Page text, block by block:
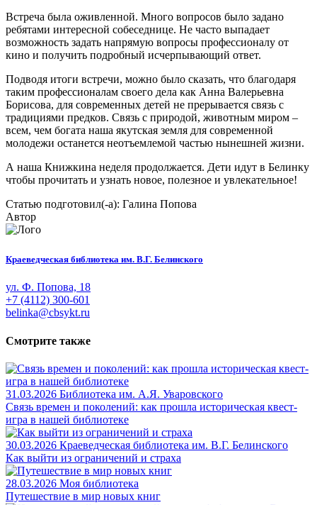
Встреча была оживленной. Много вопросов было задано
ребятами интересной собеседнице. Не часто выпадает
возможность задать напрямую вопросы профессионалу от
кино и получить подробный исчерпывающий ответ.
Подводя итоги встречи, можно было сказать, что благодаря
таким профессионалам своего дела как Анна Валерьевна
Борисова, для современных детей не прерывается связь с
традициями предков. Связь с природой, животным миром –
всем, чем богата наша якутская земля для современной
молодежи останется неотъемлемой частью нынешней жизни.
А наша Книжкина неделя продолжается. Дети идут в Белинку
чтобы прочитать и узнать новое, полезное и увлекательное!
Статью подготовил(-а): Галина Попова
Автор
Краеведческая библиотека им. В.Г. Белинского
ул. Ф. Попова, 18
+7 (4112) 300-601
belinka@cbsykt.ru
Смотрите также
31.03.2026 Библиотека им. А.Я. Уваровского
Связь времен и поколений: как прошла историческая квест-
игра в нашей библиотеке
30.03.2026 Краеведческая библиотека им. В.Г. Белинского
Как выйти из ограничений и страха
28.03.2026 Моя библиотека
Путешествие в мир новых книг